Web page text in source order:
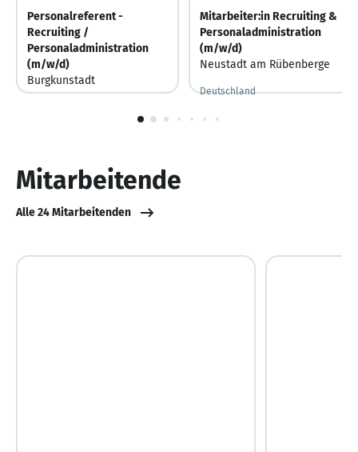
Personalreferent -
Recruiting /
Personaladministration
(m/w/d)
Burgkunstadt
Mitarbeiter:in Recruiting &
Personaladministration
(m/w/d)
Neustadt am Rübenberge
Deutschland
Mitarbeitende
Alle 24 Mitarbeitenden